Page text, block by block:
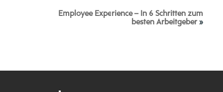
Employee Experience – In 6 Schritten zum
besten Arbeitgeber»